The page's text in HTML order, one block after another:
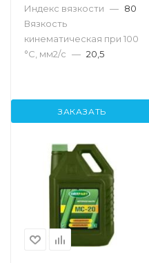
Индекс вязкости — 80
Вязкость
кинематическая при 100
°С, мм2/с — 20,5
ЗАКАЗАТЬ